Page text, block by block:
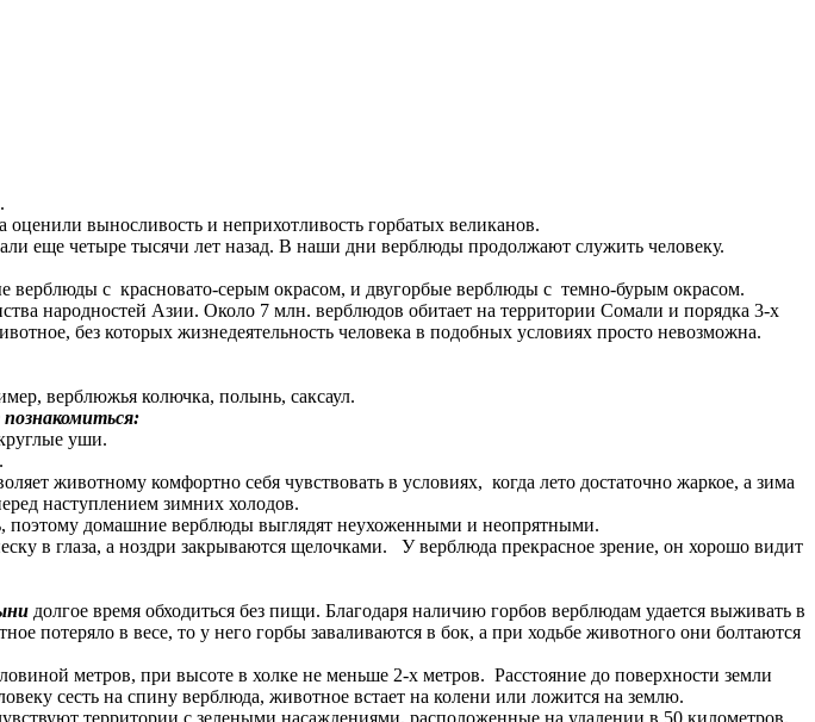
выносливость и неприхотливость горбатых великанов.
еще четыре тысячи лет назад. В наши дни верблюды продолжают служить человеку.
с красновато-серым окрасом, и двугорбые верблюды с темно-бурым окрасом.
народностей Азии. Около 7 млн. верблюдов обитает на территории Сомали и порядка 3-х
без которых жизнедеятельность человека в подобных условиях просто невозможна.
верблюжья колючка, полынь, саксаул.
уши.
животному комфортно себя чувствовать в условиях, когда лето достаточно жаркое, а зима
наступлением зимних холодов.
домашние верблюды выглядят неухоженными и неопрятными.
в глаза, а ноздри закрываются щелочками. У верблюда прекрасное зрение, он хорошо видит
долгое время обходиться без пищи. Благодаря наличию горбов верблюдам удается выживать в
потеряло в весе, то у него горбы заваливаются в бок, а при ходьбе животного они болтаются
метров, при высоте в холке не меньше 2-х метров. Расстояние до поверхности земли
сесть на спину верблюда, животное встает на колени или ложится на землю.
территории с зелеными насаждениями, расположенные на удалении в 50 километров.